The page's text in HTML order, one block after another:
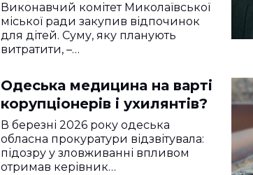
Виконавчий комітет Миколаївської
міської ради закупив відпочинок
для дітей. Суму, яку планують
витратити, –…
Одеська медицина на варті
корупціонерів і ухилянтів?
В березні 2026 року одеська
обласна прокуратури відзвітувала:
підозру у зловживанні впливом
отримав керівник…